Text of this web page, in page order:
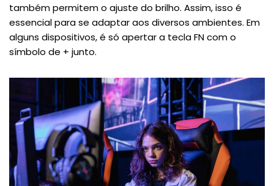
também permitem o ajuste do brilho. Assim, isso é
essencial para se adaptar aos diversos ambientes. Em
alguns dispositivos, é só apertar a tecla FN com o
símbolo de + junto.